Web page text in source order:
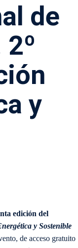
de
y
edición del
y Sostenible
de acceso gratuito